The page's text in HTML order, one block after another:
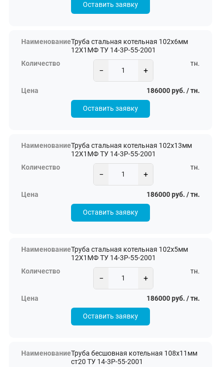
Оставить заявку
Труба стальная котельная 102х6мм
12Х1МФ ТУ 14-3Р-55-2001
− +
тн.
186000 руб. / тн.
Оставить заявку
Труба стальная котельная 102х13мм
12Х1МФ ТУ 14-3Р-55-2001
− +
тн.
186000 руб. / тн.
Оставить заявку
Труба стальная котельная 102х5мм
12Х1МФ ТУ 14-3Р-55-2001
− +
тн.
186000 руб. / тн.
Оставить заявку
Труба бесшовная котельная 108х11мм
ст20 ТУ 14-3Р-55-2001